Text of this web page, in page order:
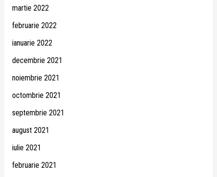
martie 2022
februarie 2022
ianuarie 2022
decembrie 2021
noiembrie 2021
octombrie 2021
septembrie 2021
august 2021
iulie 2021
februarie 2021